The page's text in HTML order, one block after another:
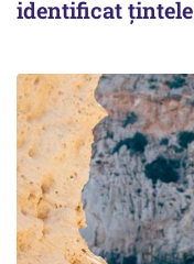
identificat țintele